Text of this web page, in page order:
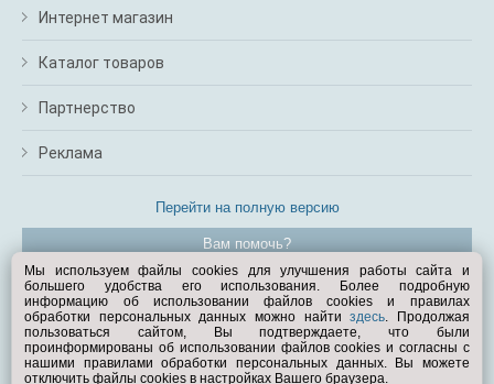
Интернет магазин
Каталог товаров
Партнерство
Реклама
Перейти на полную версию
Вам помочь?
© Exist.ru 1998—2026
Мы используем файлы cookies для улучшения работы сайта и
большего удобства его использования. Более подробную
информацию об использовании файлов cookies и правилах
обработки персональных данных можно найтиздесь. Продолжая
пользоваться сайтом, Вы подтверждаете, что были
проинформированы об использовании файлов cookies и согласны с
нашими правилами обработки персональных данных. Вы можете
отключить файлы cookies в настройках Вашего браузера.